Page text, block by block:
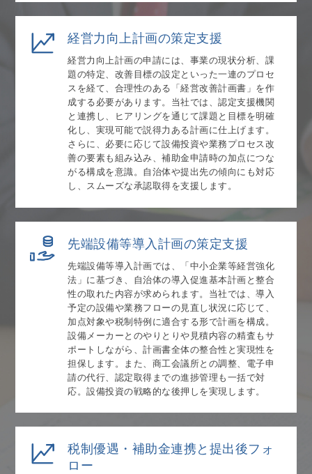
経営力向上計画の策定支援
経営力向上計画の申請には、事業の現状分析、課
題の特定、改善目標の設定といった一連のプロセ
スを経て、合理性のある「経営改善計画書」を作
成する必要があります。当社では、認定支援機関
と連携し、ヒアリングを通じて課題と目標を明確
化し、実現可能で説得力ある計画に仕上げます。
さらに、必要に応じて設備投資や業務プロセス改
善の要素も組み込み、補助金申請時の加点につな
がる構成を意識。自治体や提出先の傾向にも対応
し、スムーズな承認取得を支援します。
先端設備等導入計画の策定支援
先端設備等導入計画では、「中小企業等経営強化
法」に基づき、自治体の導入促進基本計画と整合
性の取れた内容が求められます。当社では、導入
予定の設備や業務フローの見直し状況に応じて、
加点対象や税制特例に適合する形で計画を構成。
設備メーカーとのやりとりや見積内容の精査もサ
ポートしながら、計画書全体の整合性と実現性を
担保します。また、商工会議所との調整、電子申
請の代行、認定取得までの進捗管理も一括で対
応。設備投資の戦略的な後押しを実現します。
税制優遇・補助金連携と提出後フォ
ロー